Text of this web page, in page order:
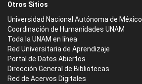
Otros Sitios
Universidad Nacional Autónoma de México
Coordinación de Humanidades UNAM
Toda la UNAM en línea
Red Universitaria de Aprendizaje
Portal de Datos Abiertos
Dirección General de Bibliotecas
Red de Acervos Digitales